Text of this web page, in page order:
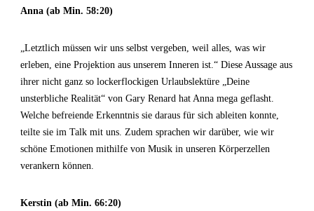
Anna (ab Min. 58:20)
„Letztlich müssen wir uns selbst vergeben, weil alles, was wir
erleben, eine Projektion aus unserem Inneren ist.“ Diese Aussage aus
ihrer nicht ganz so lockerflockigen Urlaubslektüre „Deine
unsterbliche Realität“ von Gary Renard hat Anna mega geflasht.
Welche befreiende Erkenntnis sie daraus für sich ableiten konnte,
teilte sie im Talk mit uns. Zudem sprachen wir darüber, wie wir
schöne Emotionen mithilfe von Musik in unseren Körperzellen
verankern können.
Kerstin (ab Min. 66:20)